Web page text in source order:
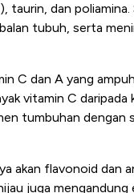
taurin, dan
tubuh, serta
C dan A yang
vitamin C daripada
tumbuhan
akan flavonoid dan
juga